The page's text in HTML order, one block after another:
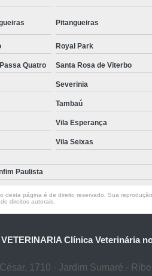
Pitangueiras
Royal Park
Quatro Santa Rosa de Viterbo
Severinia
Tambaú
Vila Esperança
Vila Seixas
Paulista
desta página é de direito reservado. Sua
direitos autorais.
Clínica Veterinária
1710 - Jardim Sumaré -